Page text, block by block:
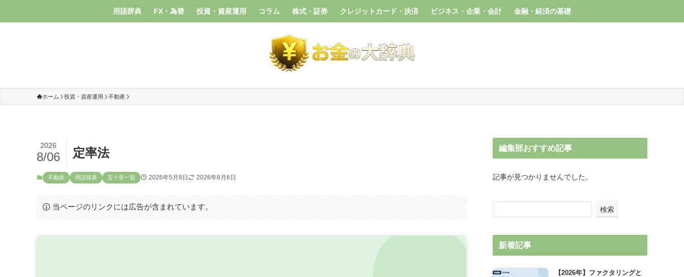
用語辞典 FX・為替 投資・資産運用 コラム 株式・証券 クレジットカード・決済 ビジネス・企業・会計 金融・経済の基礎
ホーム 投資・資産運用 不動産
定率法
2026
8/06
不動産 用語辞典 五十音一覧 2026年5月8日 2026年8月6日
当ページのリンクには広告が含まれています。
編集部おすすめ記事
記事が見つかりませんでした。
検索
新着記事
【2026年】ファクタリングと